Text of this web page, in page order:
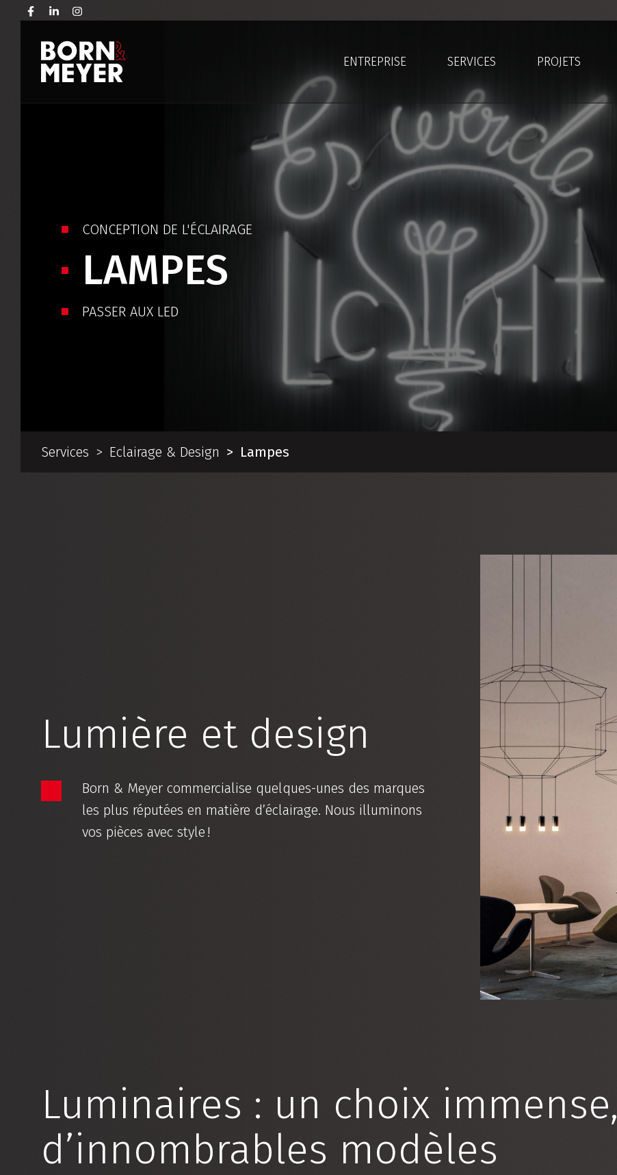
ENTREPRISE SERVICES PROJETS
CONCEPTION DE L'ÉCLAIRAGE
LAMPES
PASSER AUX LED
Services Eclairage & Design Lampes
Lumière et design
Born & Meyer commercialise quelques-unes des marques
les plus réputées en matière d’éclairage. Nous illuminons
vos pièces avec style !
Luminaires : un choix immense,
d’innombrables modèles